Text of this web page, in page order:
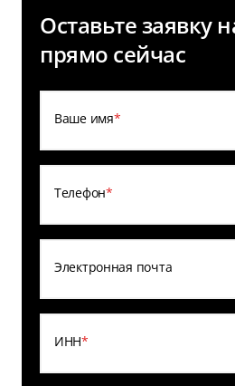
Оставьте заявку
прямо сейчас
Ваше имя*
Телефон*
Электронная почта
ИНН*